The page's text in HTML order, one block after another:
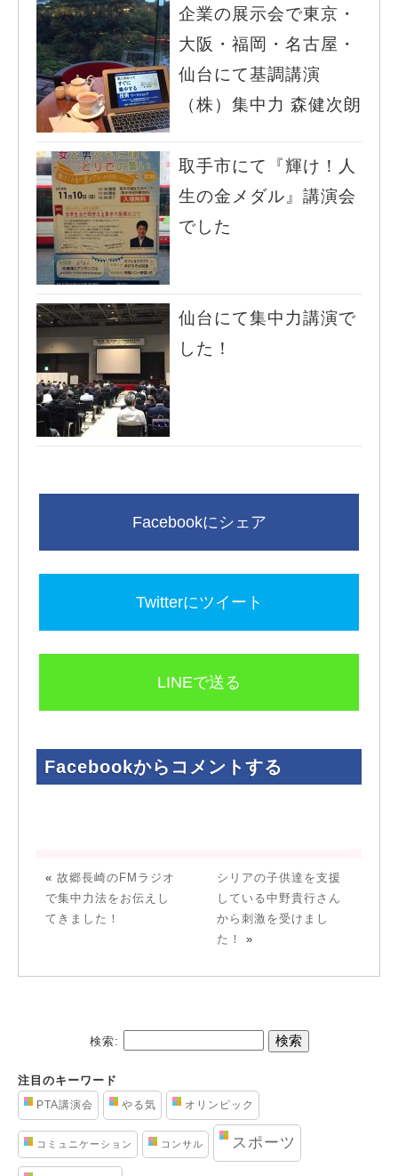
企業の展示会で東京・
大阪・福岡・名古屋・
仙台にて基調講演
（株）集中力 森健次朗
取手市にて『輝け！人
生の金メダル』講演会
でした
仙台にて集中力講演で
した！
Facebookからコメントする
« 故郷長崎のFMラジオ
で集中力法をお伝えし
てきました！
シリアの子供達を支援
している中野貴行さん
から刺激を受けまし
た！
»
検索:
注目のキーワード
PTA講演会 やる気 オリンピック
コミュニケーション コンサル スポーツ